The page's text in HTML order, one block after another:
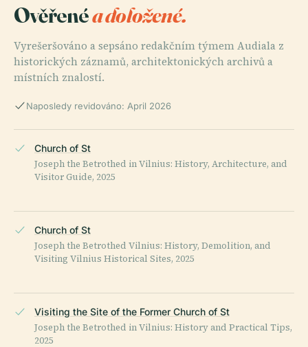
Ověřenéa doložené.
Vyrešeršováno a sepsáno redakčním týmem Audiala z
historických záznamů, architektonických archivů a
místních znalostí.
Naposledy revidováno: April 2026
Church of St
Joseph the Betrothed in Vilnius: History, Architecture, and
Visitor Guide, 2025
Church of St
Joseph the Betrothed Vilnius: History, Demolition, and
Visiting Vilnius Historical Sites, 2025
Visiting the Site of the Former Church of St
Joseph the Betrothed in Vilnius: History and Practical Tips,
2025